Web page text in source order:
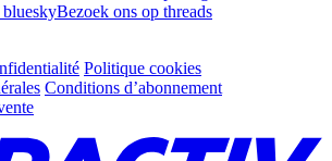
Bezoek ons op threads
Politique cookies
Conditions d’abonnement